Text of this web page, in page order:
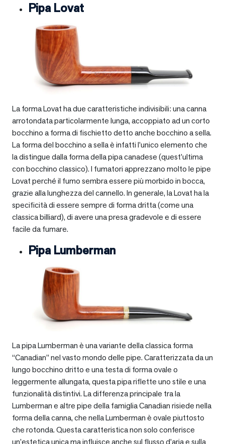
Pipa Lovat
La forma Lovat ha due caratteristiche indivisibili: una canna
arrotondata particolarmente lunga, accoppiato ad un corto
bocchino a forma di fischietto detto anche bocchino a sella.
La forma del bocchino a sella è infatti l’unico elemento che
la distingue dalla forma della pipa canadese (quest’ultima
con bocchino classico). I fumatori apprezzano molto le pipe
Lovat perché il fumo sembra essere più morbido in bocca,
grazie alla lunghezza del cannello. In generale, la Lovat ha la
specificità di essere sempre di forma dritta (come una
classica billiard), di avere una presa gradevole e di essere
facile da fumare.
Pipa Lumberman
La pipa Lumberman è una variante della classica forma
“Canadian” nel vasto mondo delle pipe. Caratterizzata da un
lungo bocchino dritto e una testa di forma ovale o
leggermente allungata, questa pipa riflette uno stile e una
funzionalità distintivi. La differenza principale tra la
Lumberman e altre pipe della famiglia Canadian risiede nella
forma della canna, che nella Lumberman è ovale piuttosto
che rotonda. Questa caratteristica non solo conferisce
un’estetica unica ma influisce anche sul flusso d’aria e sulla